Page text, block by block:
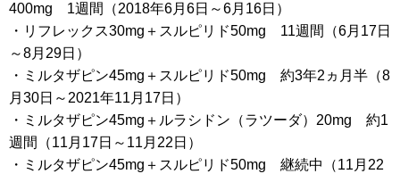
400mg 1週間（2018年6月6日～6月16日）
・リフレックス30mg＋スルピリド50mg 11週間（6月17日
～8月29日）
・ミルタザピン45mg＋スルピリド50mg 約3年2ヵ月半（8
月30日～2021年11月17日）
・ミルタザピン45mg＋ルラシドン（ラツーダ）20mg 約1
週間（11月17日～11月22日）
・ミルタザピン45mg＋スルピリド50mg 継続中（11月22